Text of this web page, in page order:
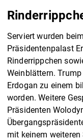
Serviert wurden
Präsidentenpalast
Rinderrippchen
Weinblättern.
Erdogan zu einem
worden. Weitere
Präsidenten
mit keinem